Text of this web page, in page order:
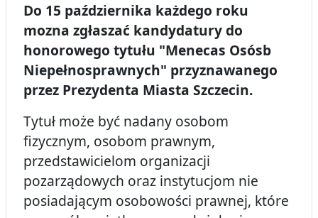
Do 15 października każdego roku
mozna zgłaszać kandydatury do
honorowego tytułu "Menecas Osósb
Niepełnosprawnych" przyznawanego
przez Prezydenta Miasta Szczecin.
Tytuł może być nadany osobom
fizycznym, osobom prawnym,
przedstawicielom organizacji
pozarządowych oraz instytucjom nie
posiadającym osobowości prawnej, które